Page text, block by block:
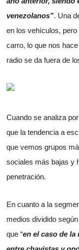
venezolanos”. Una
en los vehículos,
carro, lo que nos
radio se da fuera de
Cuando se analiza
que la tendencia a
que vemos grupos
sociales más bajas y
penetración.
En cuanto a la
medios dividido
que “en el caso de la